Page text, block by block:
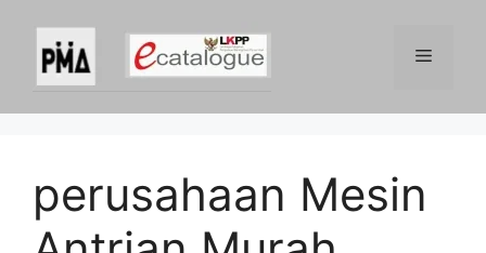
content
Menu
perusahaan Mesin